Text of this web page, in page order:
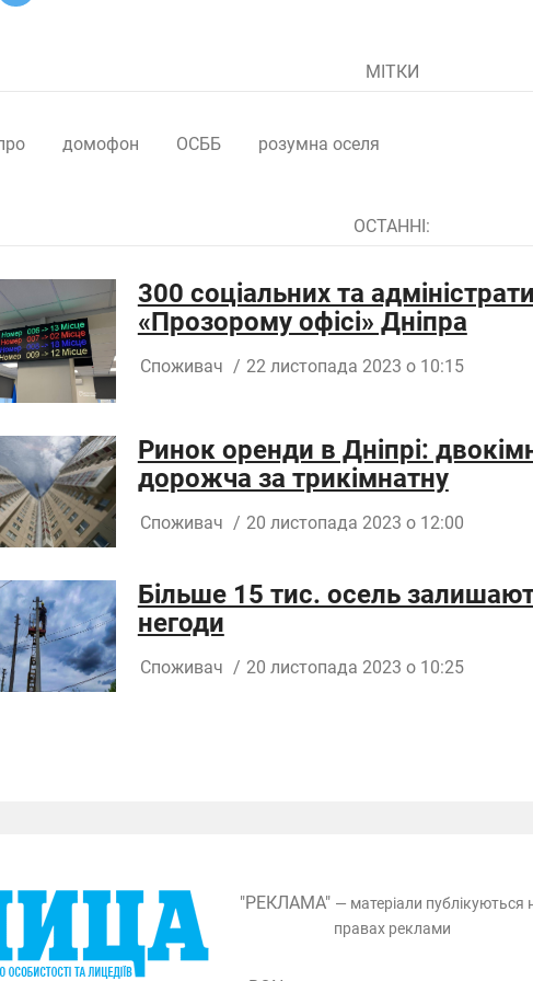
МІТКИ
домофон ОСББ розумна оселя
ОСТАННІ:
300 соціальних та
«Прозорому офісі» Дніпра
Споживач / 22 листопада 2023 о 10:15
Ринок оренди в Дніпрі:
дорожча за трикімнатну
Споживач / 20 листопада 2023 о 12:00
Більше 15 тис. осель
негоди
Споживач / 20 листопада 2023 о 10:25
"РЕКЛАМА" — матеріали публікуються
правах реклами